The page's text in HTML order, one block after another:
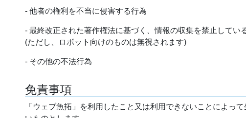
- 他者の権利を不当に侵害する行為
- 最終改正された著作権法に基づく、情報の収集を禁止してい
(ただし、ロボット向けのものは無視されます)
- その他の不法行為
免責事項
「ウェブ魚拓」を利用したこと又は利用できないことによっ